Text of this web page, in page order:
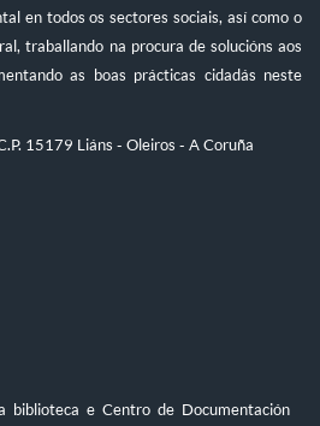
en todos os sectores sociais, así como o
traballando na procura de solucións aos
as boas prácticas cidadás neste
15179 Liáns - Oleiros - A Coruña
biblioteca e Centro de Documentación